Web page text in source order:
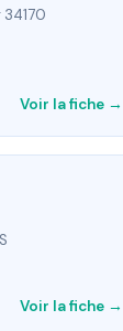
Voir la fiche →
Voir la fiche →